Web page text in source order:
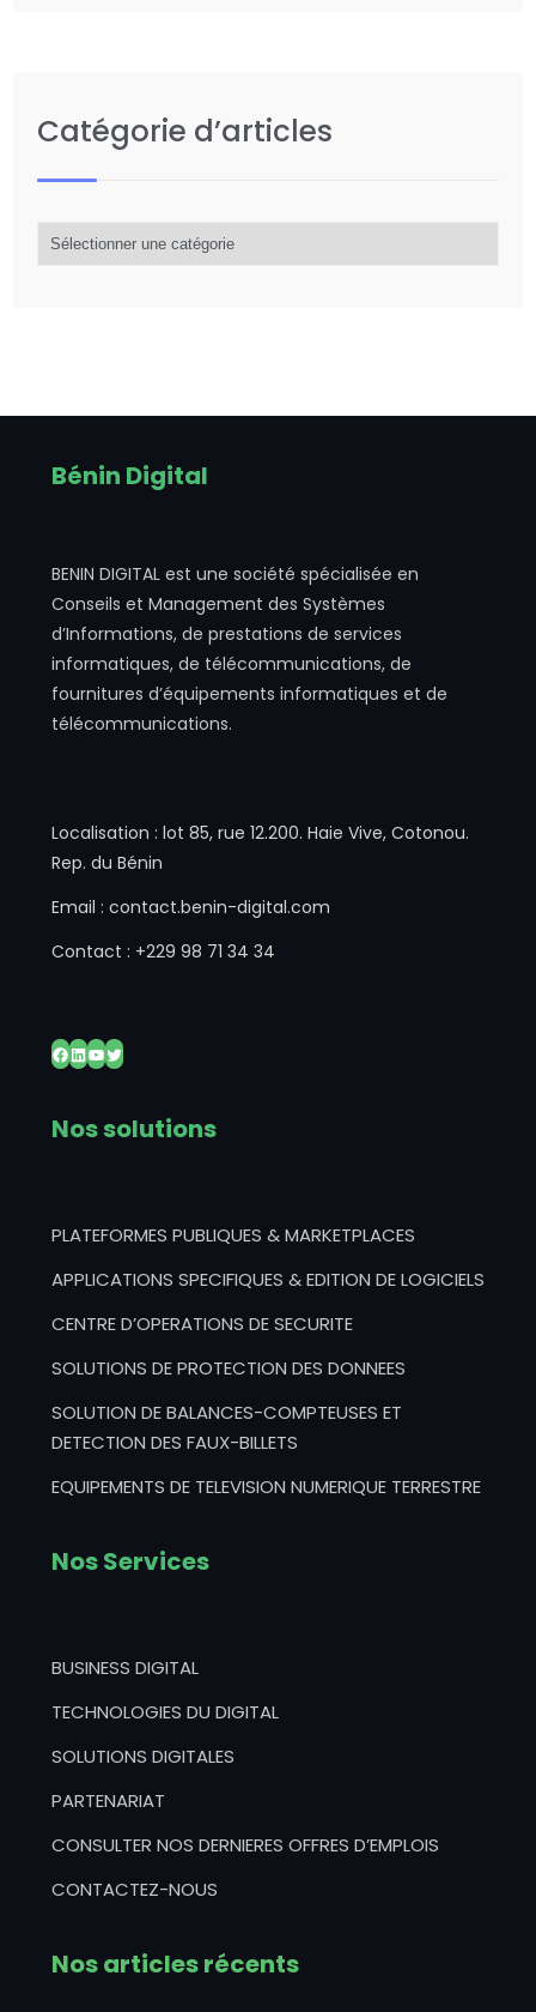
Catégorie d’articles
d’articles
Bénin Digital
BENIN DIGITAL est une société spécialisée en
Conseils et Management des Systèmes
d’Informations, de prestations de services
informatiques, de télécommunications, de
fournitures d’équipements informatiques et de
télécommunications.
Localisation : lot 85, rue 12.200. Haie Vive, Cotonou.
Rep. du Bénin
Email : contact.benin-digital.com
Contact : +229 98 71 34 34
Facebook
LinkedIn
YouTube
Twitter
Nos solutions
PLATEFORMES PUBLIQUES & MARKETPLACES
APPLICATIONS SPECIFIQUES & EDITION DE LOGICIELS
CENTRE D’OPERATIONS DE SECURITE
SOLUTIONS DE PROTECTION DES DONNEES
SOLUTION DE BALANCES-COMPTEUSES ET
DETECTION DES FAUX-BILLETS
EQUIPEMENTS DE TELEVISION NUMERIQUE TERRESTRE
Nos Services
BUSINESS DIGITAL
TECHNOLOGIES DU DIGITAL
SOLUTIONS DIGITALES
PARTENARIAT
CONSULTER NOS DERNIERES OFFRES D’EMPLOIS
CONTACTEZ-NOUS
Nos articles récents